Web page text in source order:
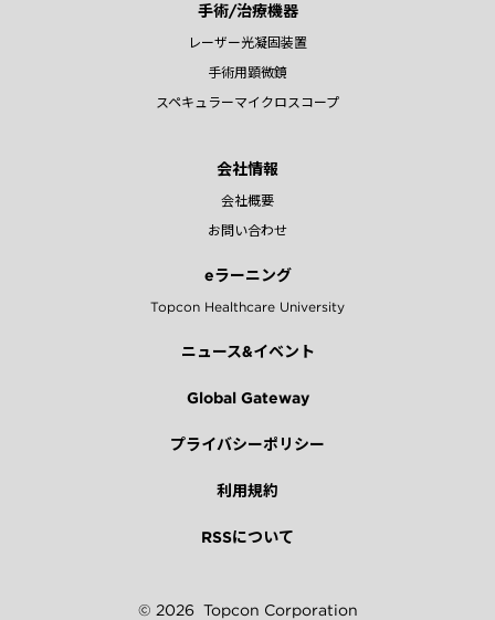
手術/治療機器
レーザー光凝固装置
手術用顕微鏡
スペキュラーマイクロスコープ
会社情報
会社概要
お問い合わせ
eラーニング
Topcon Healthcare University
ニュース&イベント
Global Gateway
プライバシーポリシー
利用規約
RSSについて
© 2026 Topcon Corporation